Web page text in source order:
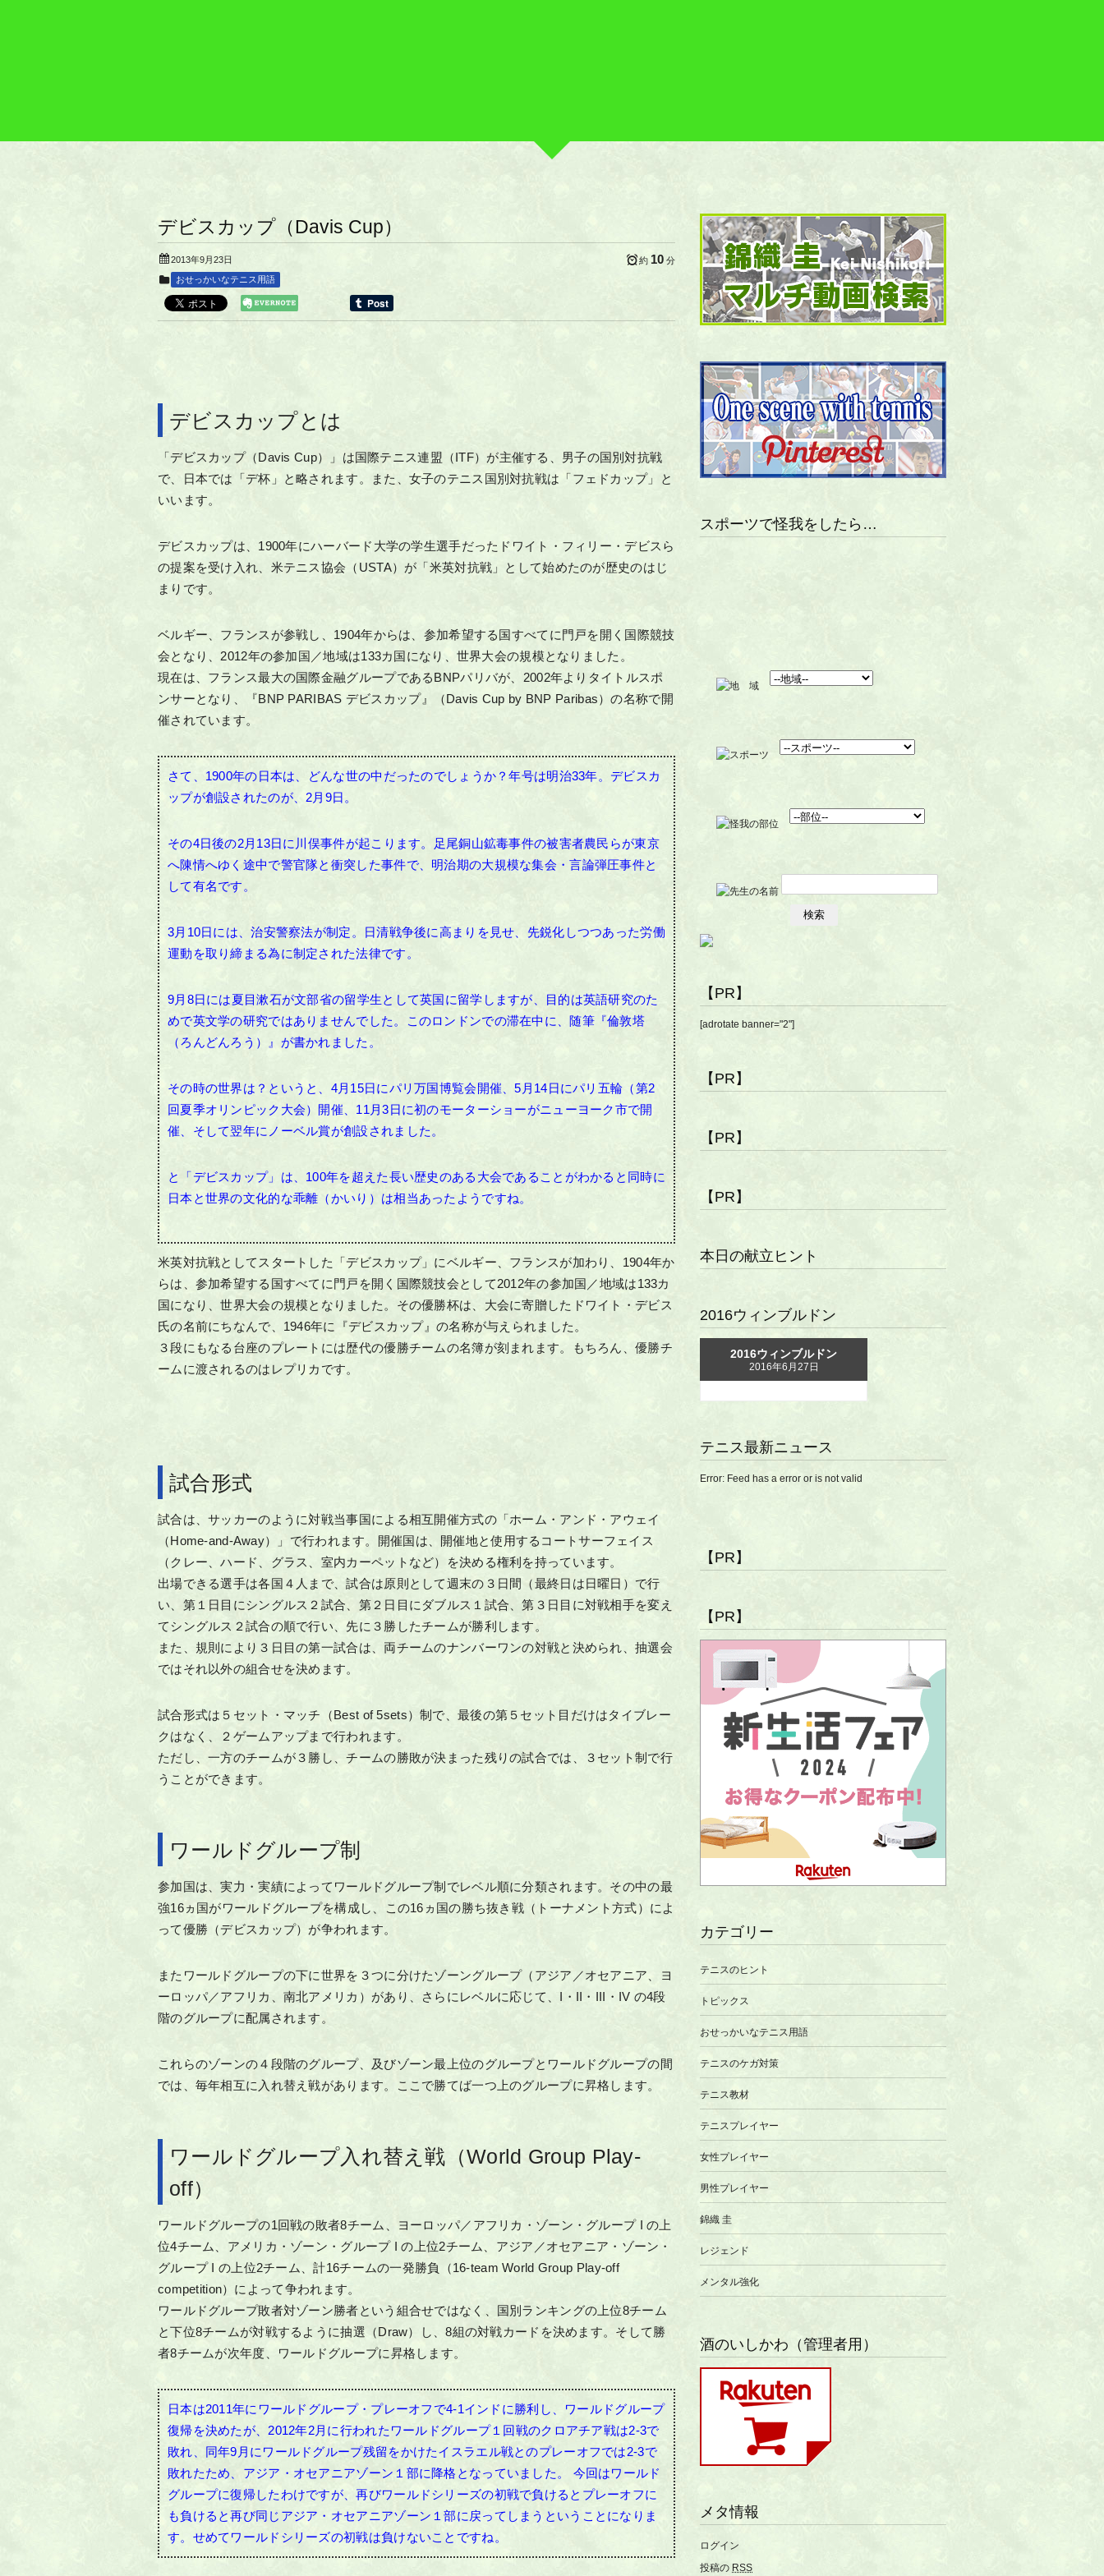
デビスカップ（Davis Cup）
2013年9月23日 約 10 分
おせっかいなテニス用語
デビスカップとは
「デビスカップ（Davis Cup）」は国際テニス連盟（ITF）が主催する、男子の国別対抗戦
で、日本では「デ杯」と略されます。また、女子のテニス国別対抗戦は「フェドカップ」と
いいます。
デビスカップは、1900年にハーバード大学の学生選手だったドワイト・フィリー・デビスら
の提案を受け入れ、米テニス協会（USTA）が「米英対抗戦」として始めたのが歴史のはじ
まりです。
ベルギー、フランスが参戦し、1904年からは、参加希望する国すべてに門戸を開く国際競技
会となり、2012年の参加国／地域は133カ国になり、世界大会の規模となりました。
現在は、フランス最大の国際金融グループであるBNPパリバが、2002年よりタイトルスポ
ンサーとなり、『BNP PARIBAS デビスカップ』（Davis Cup by BNP Paribas）の名称で開
催されています。
さて、1900年の日本は、どんな世の中だったのでしょうか？年号は明治33年。デビスカ
ップが創設されたのが、2月9日。
その4日後の2月13日に川俣事件が起こります。足尾銅山鉱毒事件の被害者農民らが東京
へ陳情へゆく途中で警官隊と衝突した事件で、明治期の大規模な集会・言論弾圧事件と
して有名です。
3月10日には、治安警察法が制定。日清戦争後に高まりを見せ、先鋭化しつつあった労働
運動を取り締まる為に制定された法律です。
9月8日には夏目漱石が文部省の留学生として英国に留学しますが、目的は英語研究のた
めで英文学の研究ではありませんでした。このロンドンでの滞在中に、随筆『倫敦塔
（ろんどんろう）』が書かれました。
その時の世界は？というと、4月15日にパリ万国博覧会開催、5月14日にパリ五輪（第2
回夏季オリンピック大会）開催、11月3日に初のモーターショーがニューヨーク市で開
催、そして翌年にノーベル賞が創設されました。
と「デビスカップ」は、100年を超えた長い歴史のある大会であることがわかると同時に
日本と世界の文化的な乖離（かいり）は相当あったようですね。
米英対抗戦としてスタートした「デビスカップ」にベルギー、フランスが加わり、1904年か
らは、参加希望する国すべてに門戸を開く国際競技会として2012年の参加国／地域は133カ
国になり、世界大会の規模となりました。その優勝杯は、大会に寄贈したドワイト・デビス
氏の名前にちなんで、1946年に『デビスカップ』の名称が与えられました。
３段にもなる台座のプレートには歴代の優勝チームの名簿が刻まれます。もちろん、優勝チ
ームに渡されるのはレプリカです。
試合形式
試合は、サッカーのように対戦当事国による相互開催方式の「ホーム・アンド・アウェイ
（Home-and-Away）」で行われます。開催国は、開催地と使用するコートサーフェイス
（クレー、ハード、グラス、室内カーペットなど）を決める権利を持っています。
出場できる選手は各国４人まで、試合は原則として週末の３日間（最終日は日曜日）で行
い、第１日目にシングルス２試合、第２日目にダブルス１試合、第３日目に対戦相手を変え
てシングルス２試合の順で行い、先に３勝したチームが勝利します。
また、規則により３日目の第一試合は、両チームのナンバーワンの対戦と決められ、抽選会
ではそれ以外の組合せを決めます。
試合形式は５セット・マッチ（Best of 5sets）制で、最後の第５セット目だけはタイブレー
クはなく、２ゲームアップまで行われます。
ただし、一方のチームが３勝し、チームの勝敗が決まった残りの試合では、３セット制で行
うことができます。
ワールドグループ制
参加国は、実力・実績によってワールドグループ制でレベル順に分類されます。その中の最
強16ヵ国がワールドグループを構成し、この16ヵ国の勝ち抜き戦（トーナメント方式）によ
って優勝（デビスカップ）が争われます。
またワールドグループの下に世界を３つに分けたゾーングループ（アジア／オセアニア、ヨ
ーロッパ／アフリカ、南北アメリカ）があり、さらにレベルに応じて、I・II・III・IV の4段
階のグループに配属されます。
これらのゾーンの４段階のグループ、及びゾーン最上位のグループとワールドグループの間
では、毎年相互に入れ替え戦があります。ここで勝てば一つ上のグループに昇格します。
ワールドグループ入れ替え戦（World Group Play-
off）
ワールドグループの1回戦の敗者8チーム、ヨーロッパ／アフリカ・ゾーン・グループ I の上
位4チーム、アメリカ・ゾーン・グループ I の上位2チーム、アジア／オセアニア・ゾーン・
グループ I の上位2チーム、計16チームの一発勝負（16-team World Group Play-off
competition）によって争われます。
ワールドグループ敗者対ゾーン勝者という組合せではなく、国別ランキングの上位8チーム
と下位8チームが対戦するように抽選（Draw）し、8組の対戦カードを決めます。そして勝
者8チームが次年度、ワールドグループに昇格します。
日本は2011年にワールドグループ・プレーオフで4-1インドに勝利し、ワールドグループ
復帰を決めたが、2012年2月に行われたワールドグループ１回戦のクロアチア戦は2-3で
敗れ、同年9月にワールドグループ残留をかけたイスラエル戦とのプレーオフでは2-3で
敗れたため、アジア・オセアニアゾーン１部に降格となっていました。
今回はワールド
グループに復帰したわけですが、再びワールドシリーズの初戦で負けるとプレーオフに
も負けると再び同じアジア・オセアニアゾーン１部に戻ってしまうということになりま
す。せめてワールドシリーズの初戦は負けないことですね。
スポーツで怪我をしたら…
【PR】
[adrotate banner="2"]
【PR】
【PR】
【PR】
本日の献立ヒント
2016ウィンブルドン
2016ウィンブルドン
2016年6月27日
テニス最新ニュース
Error: Feed has a error or is not valid
【PR】
【PR】
カテゴリー
テニスのヒント
トピックス
おせっかいなテニス用語
テニスのケガ対策
テニス教材
テニスプレイヤー
女性プレイヤー
男性プレイヤー
錦織 圭
レジェンド
メンタル強化
酒のいしかわ（管理者用）
メタ情報
ログイン
投稿の RSS